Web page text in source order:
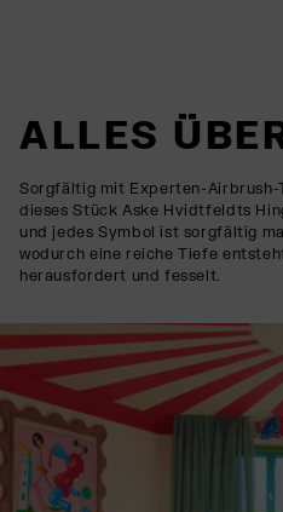
ALLES
Sorgfältig mit Experten-
dieses Stück Aske Hvidtfeldts
und jedes Symbol ist sorgfältig
wodurch eine reiche Tiefe
herausfordert und fesselt.